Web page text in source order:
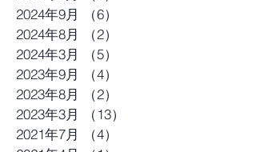
2024年9月
（6）
2024年8月
（2）
2024年3月
（5）
2023年9月
（4）
2023年8月
（2）
2023年3月
（13）
2021年7月
（4）